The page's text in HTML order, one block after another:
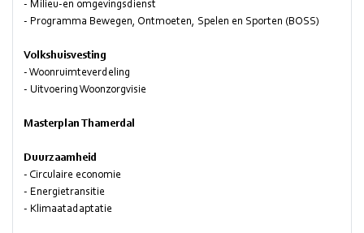
- Milieu-en omgevingsdienst
- Programma Bewegen, Ontmoeten, Spelen en Sporten (BOSS)
Volkshuisvesting
- Woonruimteverdeling
- Uitvoering Woonzorgvisie
Masterplan Thamerdal
Duurzaamheid
- Circulaire economie
- Energietransitie
- Klimaatadaptatie